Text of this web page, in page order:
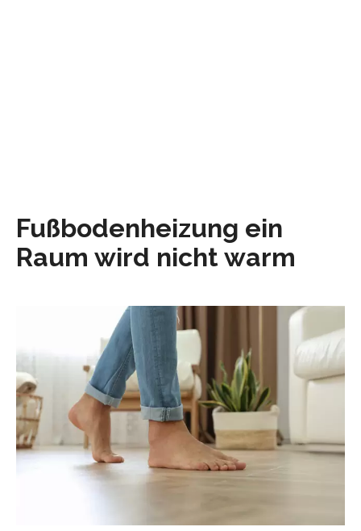
Fußbodenheizung ein
Raum wird nicht warm